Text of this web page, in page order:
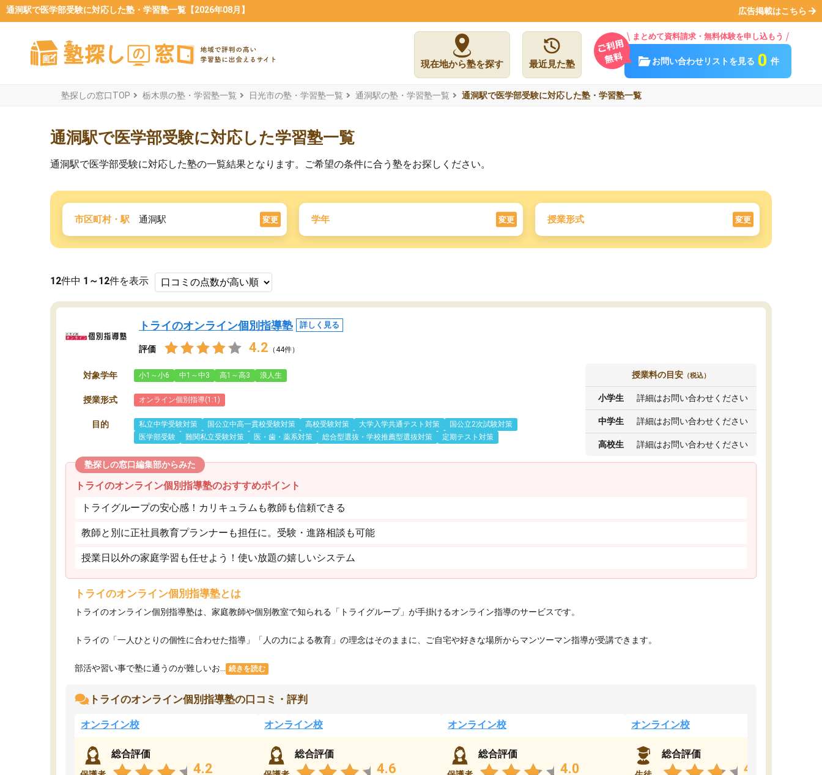
通洞駅で医学部受験に対応した塾・学習塾一覧【2026年08月】 広告掲載はこちら
現在地から塾を探す 最近見た塾
まとめて資料請求・無料体験を申し込もう
お問い合わせリストを見る 0 件
塾探しの窓口TOP 栃木県の塾・学習塾一覧 日光市の塾・学習塾一覧 通洞駅の塾・学習塾一覧 通洞駅で医学部受験に対応した塾・学習塾一覧
通洞駅で医学部受験に対応した学習塾一覧
通洞駅で医学部受験に対応した塾の一覧結果となります。ご希望の条件に合う塾をお探しください。
市区町村・駅 通洞駅 変更 学年 変更 授業形式 変更
12件中 1～12件を表示
トライのオンライン個別指導塾 詳しく見る
評価 4.2 （44件）
対象学年 小1～小6 中1～中3 高1～高3 浪人生
授業形式 オンライン個別指導(1:1)
目的 私立中学受験対策 国公立中高一貫校受験対策 高校受験対策 大学入学共通テスト対策
国公立2次試験対策
医学部受験
難関私立受験対策 医・歯・薬系対策 総合型選抜・学校推薦型選抜対策 定期テスト対策
授業料の目安 （税込）
小学生 詳細はお問い合わせください
中学生 詳細はお問い合わせください
高校生 詳細はお問い合わせください
塾探しの窓口編集部からみた
トライのオンライン個別指導塾のおすすめポイント
トライグループの安心感！カリキュラムも教師も信頼できる
教師と別に正社員教育プランナーも担任に。受験・進路相談も可能
授業日以外の家庭学習も任せよう！使い放題の嬉しいシステム
トライのオンライン個別指導塾とは
トライのオンライン個別指導塾は、家庭教師や個別教室で知られる「トライグループ」が手掛けるオンライン指導のサービスです。
トライの「一人ひとりの個性に合わせた指導」「人の力による教育」の理念はそのままに、ご自宅や好きな場所からマンツーマン指導が受講できます。
部活や習い事で塾に通うのが難しいお... 続きを読む
トライのオンライン個別指導塾の口コミ・評判
オンライン校
総合評価
4.2
オンライン校
総合評価
4.6
オンライン校
総合評価
4.0
オンライン校
総合評価
4.0